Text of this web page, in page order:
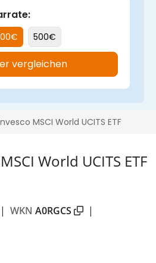
World UCITS ETF
| WKN A0RGCS
|